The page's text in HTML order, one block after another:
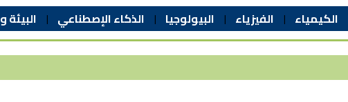
الكيمياء الفيزياء البيولوجيا الذكاء الإصطناعي البيئة